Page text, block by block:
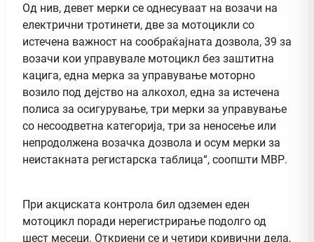
Од нив, девет мерки се однесуваат на возачи на
електрични тротинети, две за мотоцикли со
истечена важност на сообраќајната дозвола, 39 за
возачи кои управувале мотоцикл без заштитна
кацига, една мерка за управување моторно
возило под дејство на алкохол, една за истечена
полиса за осигурување, три мерки за управување
со несоодветна категорија, три за неносење или
непродолжена возачка дозвола и осум мерки за
неистакната регистарска таблица“, соопшти МВР.
При акциската контрола бил одземен еден
мотоцикл поради нерегистрирање подолго од
шест месеци. Откриени се и четири кривични дела,